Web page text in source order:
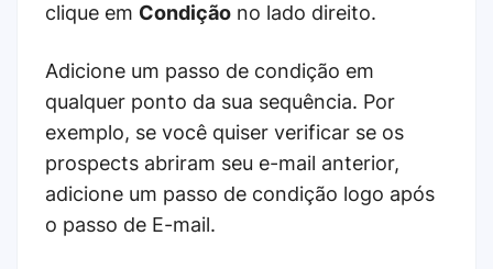
clique em Condição no lado direito.
Adicione um passo de condição em
qualquer ponto da sua sequência. Por
exemplo, se você quiser verificar se os
prospects abriram seu e-mail anterior,
adicione um passo de condição logo após
o passo de E-mail.